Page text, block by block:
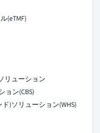
(eTMF)
リューション
ョン(CBS)
)ソリューション(WHS)